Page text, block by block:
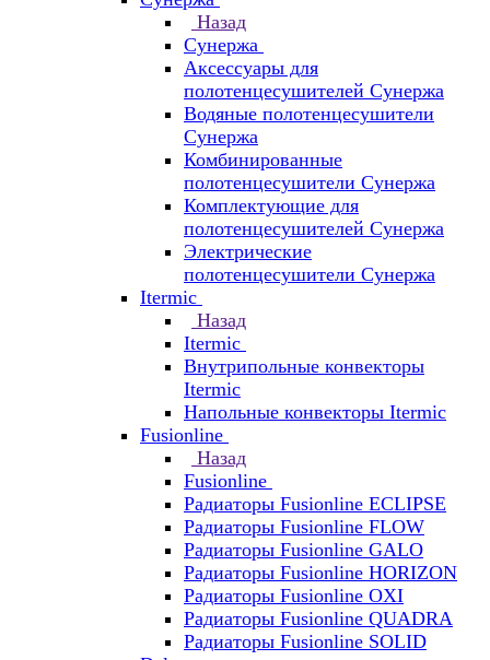
Назад
Сунержа
Аксессуары для
полотенцесушителей Сунержа
Водяные полотенцесушители
Сунержа
Комбинированные
полотенцесушители Сунержа
Комплектующие для
полотенцесушителей Сунержа
Электрические
полотенцесушители Сунержа
Itermic
Назад
Itermic
Внутрипольные конвекторы
Itermic
Напольные конвекторы Itermic
Fusionline
Назад
Fusionline
Радиаторы Fusionline ECLIPSE
Радиаторы Fusionline FLOW
Радиаторы Fusionline GALO
Радиаторы Fusionline HORIZON
Радиаторы Fusionline OXI
Радиаторы Fusionline QUADRA
Радиаторы Fusionline SOLID